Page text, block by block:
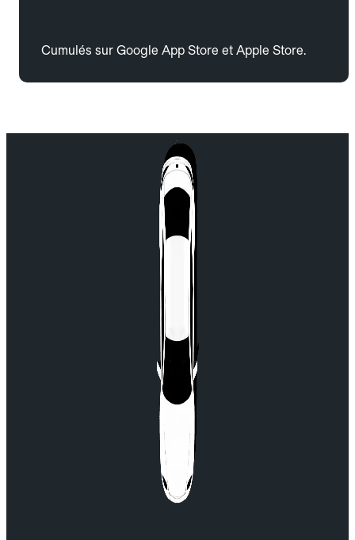
Cumulés sur Google App Store et Apple Store.